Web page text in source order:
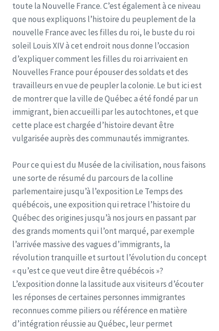
toute la Nouvelle France. C’est également à ce niveau
que nous expliquons l’histoire du peuplement de la
nouvelle France avec les filles du roi, le buste du roi
soleil Louis XIV à cet endroit nous donne l’occasion
d’expliquer comment les filles du roi arrivaient en
Nouvelles France pour épouser des soldats et des
travailleurs en vue de peupler la colonie. Le but ici est
de montrer que la ville de Québec a été fondé par un
immigrant, bien accueilli par les autochtones, et que
cette place est chargée d’histoire devant être
vulgarisée auprès des communautés immigrantes.
Pour ce qui est du Musée de la civilisation, nous faisons
une sorte de résumé du parcours de la colline
parlementaire jusqu’à l’exposition Le Temps des
québécois, une exposition qui retrace l’histoire du
Québec des origines jusqu’à nos jours en passant par
des grands moments qui l’ont marqué, par exemple
l’arrivée massive des vagues d’immigrants, la
révolution tranquille et surtout l’évolution du concept
« qu’est ce que veut dire être québécois »?
L’exposition donne la lassitude aux visiteurs d’écouter
les réponses de certaines personnes immigrantes
reconnues comme piliers ou référence en matière
d’intégration réussie au Québec, leur permet